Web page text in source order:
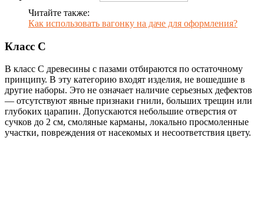
Читайте также:
Как использовать вагонку на даче для оформления?
Класс C
В класс С древесины с пазами отбираются по остаточному
принципу. В эту категорию входят изделия, не вошедшие в
другие наборы. Это не означает наличие серьезных дефектов
— отсутствуют явные признаки гнили, больших трещин или
глубоких царапин. Допускаются небольшие отверстия от
сучков до 2 см, смоляные карманы, локально просмоленные
участки, повреждения от насекомых и несоответствия цвету.